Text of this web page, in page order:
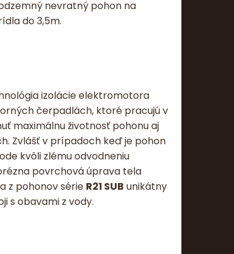
nevratný pohon na
do 3,5m.
izolácie elektromotora
čerpadlách, ktoré pracujú v
maximálnu životnosť pohonu aj
Zvlášť v prípadoch keď je pohon
kvôli zlému odvodneniu
povrchová úprava tela
z pohonov série R21 SUB unikátny
s obavami z vody.